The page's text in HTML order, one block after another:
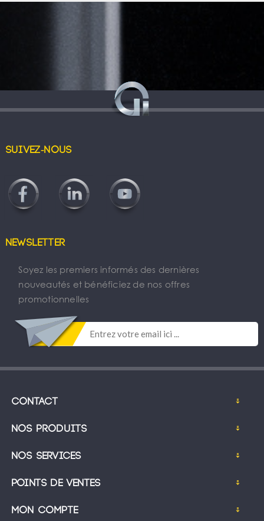
Suivez-nous
Newsletter
Soyez les premiers informés des dernières
nouveautés et bénéficiez de nos offres
promotionnelles
Contact
Nos produits
Nos services
Points de ventes
Mon compte